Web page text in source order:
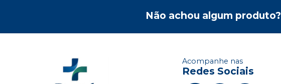
Não achou algum produto?
Acompanhe nas
Redes Sociais